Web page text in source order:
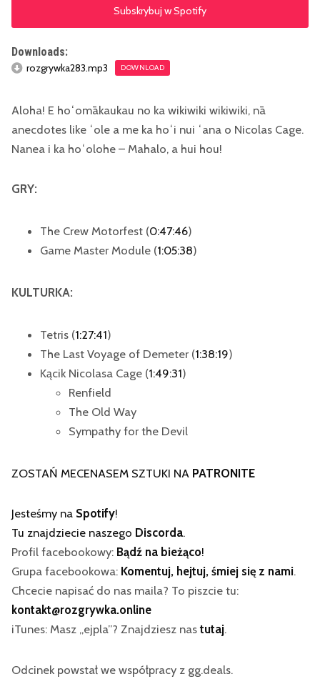
Subskrybuj w Spotify
Downloads:
rozgrywka283.mp3 DOWNLOAD
Aloha! E hoʻomākaukau no ka wikiwiki wikiwiki, nā
anecdotes like ʻole a me ka hoʻi nui ʻana o Nicolas Cage.
Nanea i ka hoʻolohe – Mahalo, a hui hou!
GRY:
The Crew Motorfest (0:47:46)
Game Master Module (1:05:38)
KULTURKA:
Tetris (1:27:41)
The Last Voyage of Demeter (1:38:19)
Kącik Nicolasa Cage (1:49:31)
Renfield
The Old Way
Sympathy for the Devil
ZOSTAŃ MECENASEM SZTUKI NA PATRONITE
Jesteśmy na Spotify!
Tu znajdziecie naszego Discorda.
Profil facebookowy: Bądź na bieżąco!
Grupa facebookowa: Komentuj, hejtuj, śmiej się z nami.
Chcecie napisać do nas maila? To piszcie tu:
kontakt@rozgrywka.online
iTunes: Masz „ejpla”? Znajdziesz nastutaj.
Odcinek powstał we współpracy z gg.deals.